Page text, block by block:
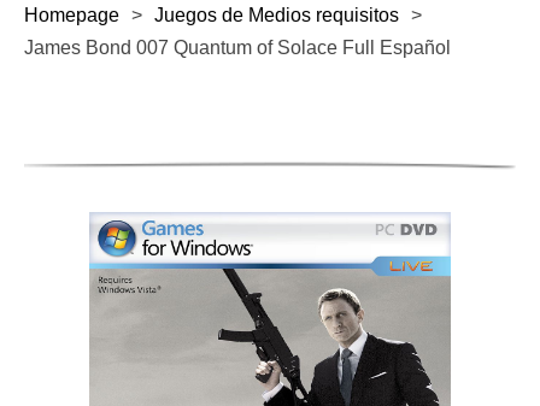
Homepage > Juegos de Medios requisitos >
James Bond 007 Quantum of Solace Full Español